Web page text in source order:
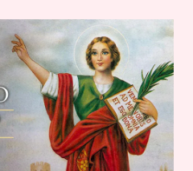
y sus restos dejados al